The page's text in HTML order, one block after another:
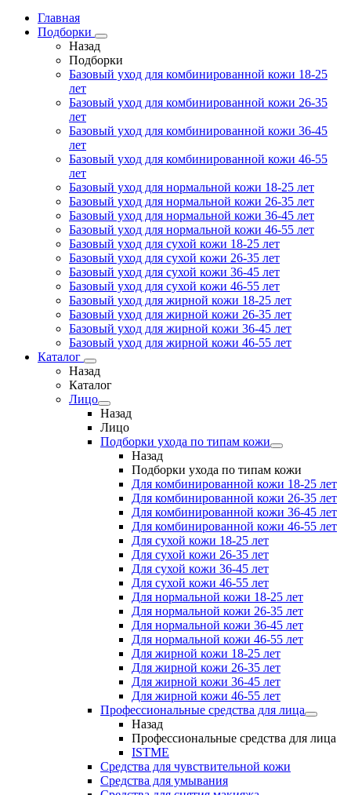
Главная
Подборки
Назад
Подборки
Базовый уход для комбинированной кожи 18-25
лет
Базовый уход для комбинированной кожи 26-35
лет
Базовый уход для комбинированной кожи 36-45
лет
Базовый уход для комбинированной кожи 46-55
лет
Базовый уход для нормальной кожи 18-25 лет
Базовый уход для нормальной кожи 26-35 лет
Базовый уход для нормальной кожи 36-45 лет
Базовый уход для нормальной кожи 46-55 лет
Базовый уход для сухой кожи 18-25 лет
Базовый уход для сухой кожи 26-35 лет
Базовый уход для сухой кожи 36-45 лет
Базовый уход для сухой кожи 46-55 лет
Базовый уход для жирной кожи 18-25 лет
Базовый уход для жирной кожи 26-35 лет
Базовый уход для жирной кожи 36-45 лет
Базовый уход для жирной кожи 46-55 лет
Каталог
Назад
Каталог
Лицо
Назад
Лицо
Подборки ухода по типам кожи
Назад
Подборки ухода по типам кожи
Для комбинированной кожи 18-25 лет
Для комбинированной кожи 26-35 лет
Для комбинированной кожи 36-45 лет
Для комбинированной кожи 46-55 лет
Для сухой кожи 18-25 лет
Для сухой кожи 26-35 лет
Для сухой кожи 36-45 лет
Для сухой кожи 46-55 лет
Для нормальной кожи 18-25 лет
Для нормальной кожи 26-35 лет
Для нормальной кожи 36-45 лет
Для нормальной кожи 46-55 лет
Для жирной кожи 18-25 лет
Для жирной кожи 26-35 лет
Для жирной кожи 36-45 лет
Для жирной кожи 46-55 лет
Профессиональные средства для лица
Назад
Профессиональные средства для лица
ISTME
Средства для чувствительной кожи
Средства для умывания